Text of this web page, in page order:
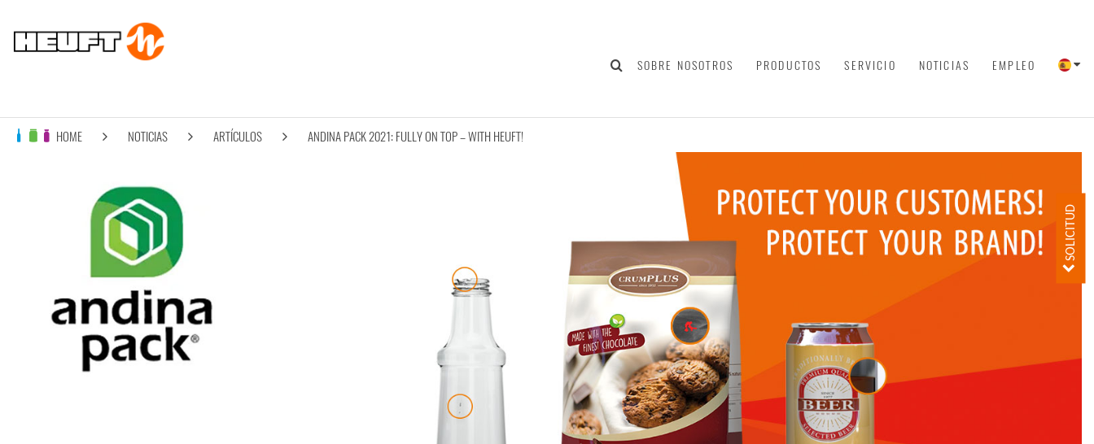
SOBRE NOSOTROS PRODUCTOS SERVICIO NOTICIAS EMPLEO
HOME NOTICIAS ARTÍCULOS ANDINA PACK 2021: FULLY ON TOP – WITH HEUFT!
SOLICITUD